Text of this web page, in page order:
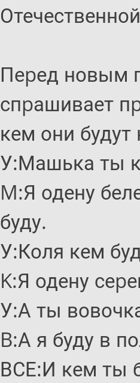
Пеpед новым
спpашивает
кем они
У:Машька ты
M:Я одену
буду.
У:Коля кем
K:Я одену
У:А ты
B:А я буду в
ВСЕ:И кем ты